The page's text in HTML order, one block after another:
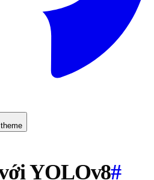
YOLOv8#